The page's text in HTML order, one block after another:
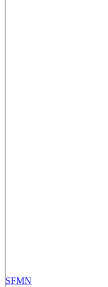
SFMN